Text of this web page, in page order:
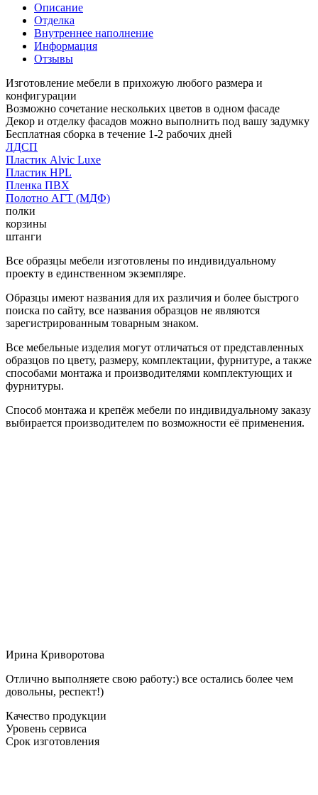
Описание
Отделка
Внутреннее наполнение
Информация
Отзывы
Изготовление мебели в прихожую любого размера и
конфигурации
Возможно сочетание нескольких цветов в одном фасаде
Декор и отделку фасадов можно выполнить под вашу задумку
Бесплатная сборка в течение 1-2 рабочих дней
ЛДСП
Пластик Alvic Luxe
Пластик HPL
Пленка ПВХ
Полотно АГТ (МДФ)
полки
корзины
штанги
Все образцы мебели изготовлены по индивидуальному
проекту в единственном экземпляре.
Образцы имеют названия для их различия и более быстрого
поиска по сайту, все названия образцов не являются
зарегистрированным товарным знаком.
Все мебельные изделия могут отличаться от представленных
образцов по цвету, размеру, комплектации, фурнитуре, а также
способами монтажа и производителями комплектующих и
фурнитуры.
Способ монтажа и крепёж мебели по индивидуальному заказу
выбирается производителем по возможности её применения.
Ирина Криворотова
Отлично выполняете свою работу:) все остались более чем
довольны, респект!)
Качество продукции
Уровень сервиса
Срок изготовления